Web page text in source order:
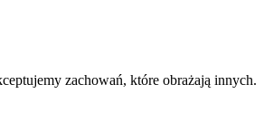
zachowań, które obrażają innych.